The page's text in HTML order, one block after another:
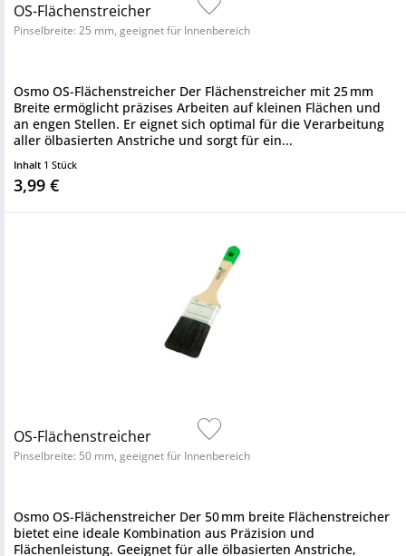
OS-Flächenstreicher
Pinselbreite: 25 mm, geeignet für Innenbereich
Osmo OS-Flächenstreicher Der Flächenstreicher mit 25 mm
Breite ermöglicht präzises Arbeiten auf kleinen Flächen und
an engen Stellen. Er eignet sich optimal für die Verarbeitung
aller ölbasierten Anstriche und sorgt für ein...
Inhalt 1 Stück
3,99 €
OS-Flächenstreicher
Pinselbreite: 50 mm, geeignet für Innenbereich
Osmo OS-Flächenstreicher Der 50 mm breite Flächenstreicher
bietet eine ideale Kombination aus Präzision und
Flächenleistung. Geeignet für alle ölbasierten Anstriche,